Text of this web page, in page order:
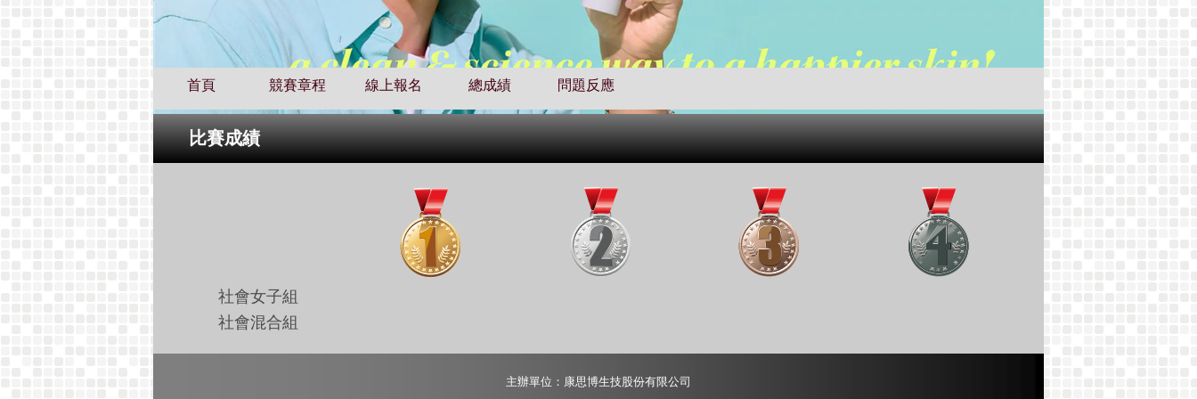
首頁 競賽章程 線上報名 總成績 問題反應
比賽成績
社會女子組
社會混合組
主辦單位：康思博生技股份有限公司